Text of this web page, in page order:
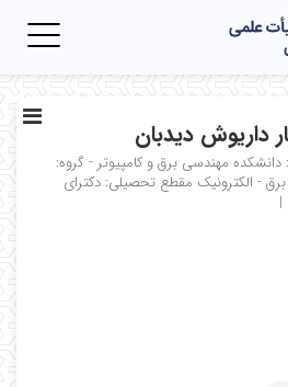
داریوش دیدبان
دانشکده مهندسی برق و کامپیوتر - گروه:
- الکترونیک مقطع تحصیلی: دکترای
|